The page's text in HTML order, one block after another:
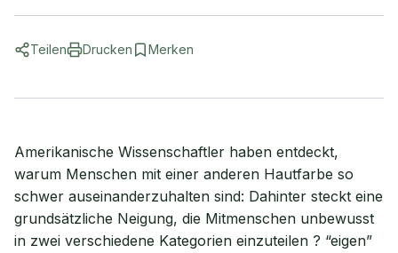
Teilen Drucken Merken
Amerikanische Wissenschaftler haben entdeckt,
warum Menschen mit einer anderen Hautfarbe so
schwer auseinanderzuhalten sind: Dahinter steckt eine
grundsätzliche Neigung, die Mitmenschen unbewusst
in zwei verschiedene Kategorien einzuteilen ? “eigen”